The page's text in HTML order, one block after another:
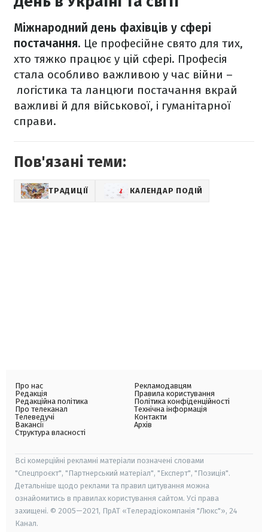
Міжнародний день фахівців у сфері
постачання. Це професійне свято для тих,
хто тяжко працює у цій сфері. Професія
стала особливо важливою у час війни –
логістика та ланцюги постачання вкрай
важливі й для військової, і гуманітарної
справи.
Пов'язані теми:
ТРАДИЦІЇ КАЛЕНДАР ПОДІЙ
Про нас
Редакція
Редакційна політика
Про телеканал
Телеведучі
Вакансії
Структура власності
Рекламодавцям
Правила користування
Політика конфіденційності
Технічна інформація
Контакти
Архів
Всі комерційні рекламні матеріали позначені словами
"Спецпроєкт", "Партнерський матеріал", "Експерт", "Позиція".
Детальніше щодо реклами та правил цитування можна
ознайомитись в правилах користування сайтом. Усі права
захищені. © 2005—2021, ПрАТ «Телерадіокомпанія "Люкс"», 24
Канал.